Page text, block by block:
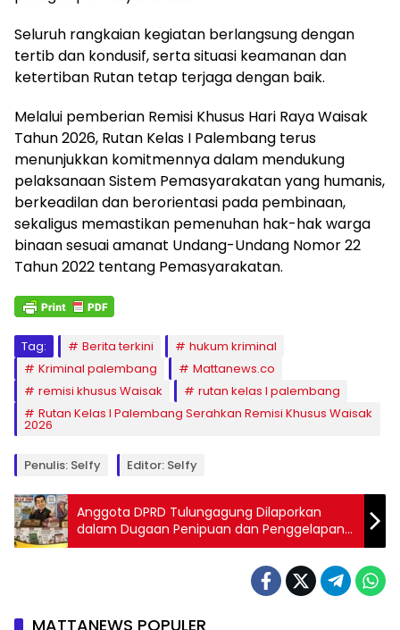
Seluruh rangkaian kegiatan berlangsung dengan
tertib dan kondusif, serta situasi keamanan dan
ketertiban Rutan tetap terjaga dengan baik.
Melalui pemberian Remisi Khusus Hari Raya Waisak
Tahun 2026, Rutan Kelas I Palembang terus
menunjukkan komitmennya dalam mendukung
pelaksanaan Sistem Pemasyarakatan yang humanis,
berkeadilan dan berorientasi pada pembinaan,
sekaligus memastikan pemenuhan hak-hak warga
binaan sesuai amanat Undang-Undang Nomor 22
Tahun 2022 tentang Pemasyarakatan.
Tag: Berita terkini
hukum kriminal
Kriminal palembang
Mattanews.co
remisi khusus Waisak
rutan kelas I palembang
Rutan Kelas I Palembang Serahkan Remisi Khusus Waisak
2026
Penulis: Selfy Editor: Selfy
Anggota DPRD Tulungagung Dilaporkan
dalam Dugaan Penipuan dan Penggelapan
Pengurusan AJB Tanah, Kasus Mengendap
MATTANEWS POPULER